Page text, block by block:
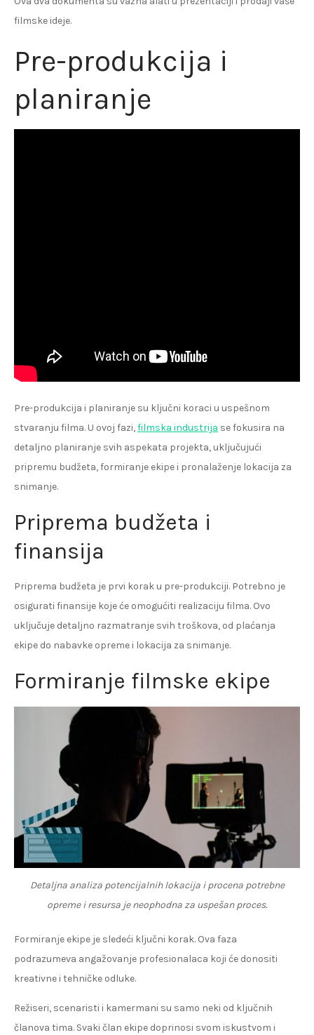
filmske ideje.
Pre-produkcija i
planiranje
Pre-produkcija i planiranje su ključni koraci u uspešnom
stvaranju filma. U ovoj fazi,filmska industrija se fokusira na
detaljno planiranje svih aspekata projekta, uključujući
pripremu budžeta, formiranje ekipe i pronalaženje lokacija za
snimanje.
Priprema budžeta i
finansija
Priprema budžeta je prvi korak u pre-produkciji. Potrebno je
osigurati finansije koje će omogućiti realizaciju filma. Ovo
uključuje detaljno razmatranje svih troškova, od plaćanja
ekipe do nabavke opreme i lokacija za snimanje.
Formiranje filmske ekipe
Detaljna analiza potencijalnih lokacija i procena potrebne
opreme i resursa je neophodna za uspešan proces.
Formiranje ekipe je sledeći ključni korak. Ova faza
podrazumeva angažovanje profesionalaca koji će donositi
kreativne i tehničke odluke.
Režiseri, scenaristi i kamermani su samo neki od ključnih
članova tima. Svaki član ekipe doprinosi svom iskustvom i